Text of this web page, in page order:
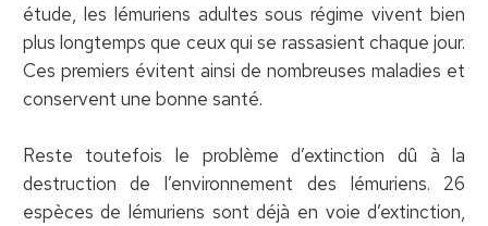
étude, les lémuriens adultes sous régime vivent bien
plus longtemps que ceux qui se rassasient chaque jour.
Ces premiers évitent ainsi de nombreuses maladies et
conservent une bonne santé.
Reste toutefois le problème d’extinction dû à la
destruction de l’environnement des lémuriens. 26
espèces de lémuriens sont déjà en voie d’extinction,